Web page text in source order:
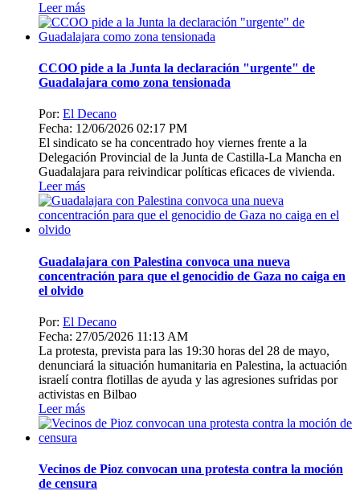
Leer más
CCOO pide a la Junta la declaración "urgente" de
Guadalajara como zona tensionada
Por: El Decano
Fecha: 12/06/2026 02:17 PM
El sindicato se ha concentrado hoy viernes frente a la
Delegación Provincial de la Junta de Castilla-La Mancha en
Guadalajara para reivindicar políticas eficaces de vivienda.
Leer más
Guadalajara con Palestina convoca una nueva
concentración para que el genocidio de Gaza no caiga en
el olvido
Por: El Decano
Fecha: 27/05/2026 11:13 AM
La protesta, prevista para las 19:30 horas del 28 de mayo,
denunciará la situación humanitaria en Palestina, la actuación
israelí contra flotillas de ayuda y las agresiones sufridas por
activistas en Bilbao
Leer más
Vecinos de Pioz convocan una protesta contra la moción
de censura